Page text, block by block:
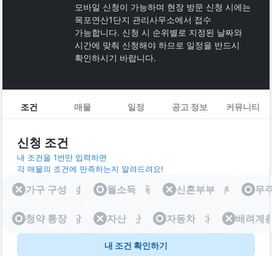
모바일 신청이 가능하며 현장 방문 신청 시에는
목포연산1단지 관리사무소에서 접수
가능합니다. 신청 시 순위별로 지정된 날짜와
시간에 맞춰 신청해야 하므로 일정을 반드시
확인하시기 바랍니다.
조건 매물 일정 공고 정보 커뮤니티
신청 조건
내 조건을 1번만 입력하면
각 매물의 조건에 만족하는지 알려드려요!
가구 구성 월소득 신혼부부
가구 구성 월소득 신혼부부 무
청약 통장 자산 자동차 배려
청약 통장 자산 자동차 배려계
내 조건 확인하기